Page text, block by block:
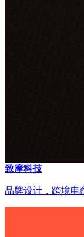
致摩科技
品牌设计，跨境电